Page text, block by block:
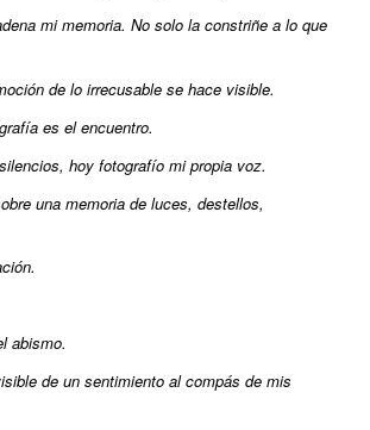
mi memoria. No solo la constriñe a lo que
de lo irrecusable se hace visible.
es el encuentro.
hoy fotografío mi propia voz.
una memoria de luces, destellos,
abismo.
de un sentimiento al compás de mis